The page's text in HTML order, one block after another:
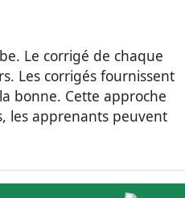
Le corrigé de chaque
Les corrigés fournissent
bonne. Cette approche
les apprenants peuvent